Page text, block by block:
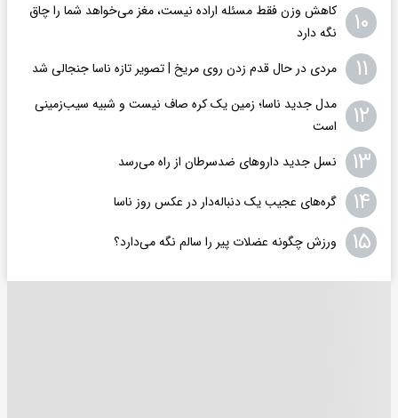
۱۰
کاهش وزن فقط مسئله اراده نیست، مغز می‌خواهد شما را چاق
نگه دارد
۱۱ مردی در حال قدم زدن روی مریخ | تصویر تازه ناسا جنجالی شد
۱۲
مدل جدید ناسا؛ زمین یک کره‌ صاف نیست و شبیه سیب‌زمینی
است
۱۳ نسل جدید داروهای ضدسرطان از راه می‌رسد
۱۴ گره‌های عجیب یک دنباله‌دار در عکس روز ناسا
۱۵ ورزش چگونه عضلات پیر را سالم نگه می‌دارد؟